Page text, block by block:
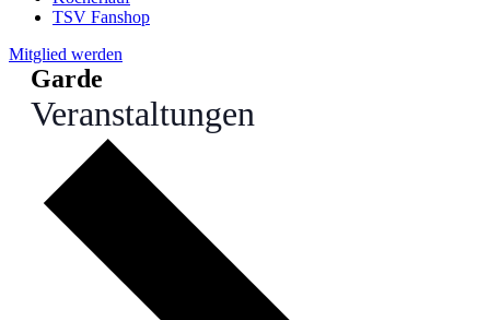
TSV Fanshop
Mitglied werden
Garde
Veranstaltungen